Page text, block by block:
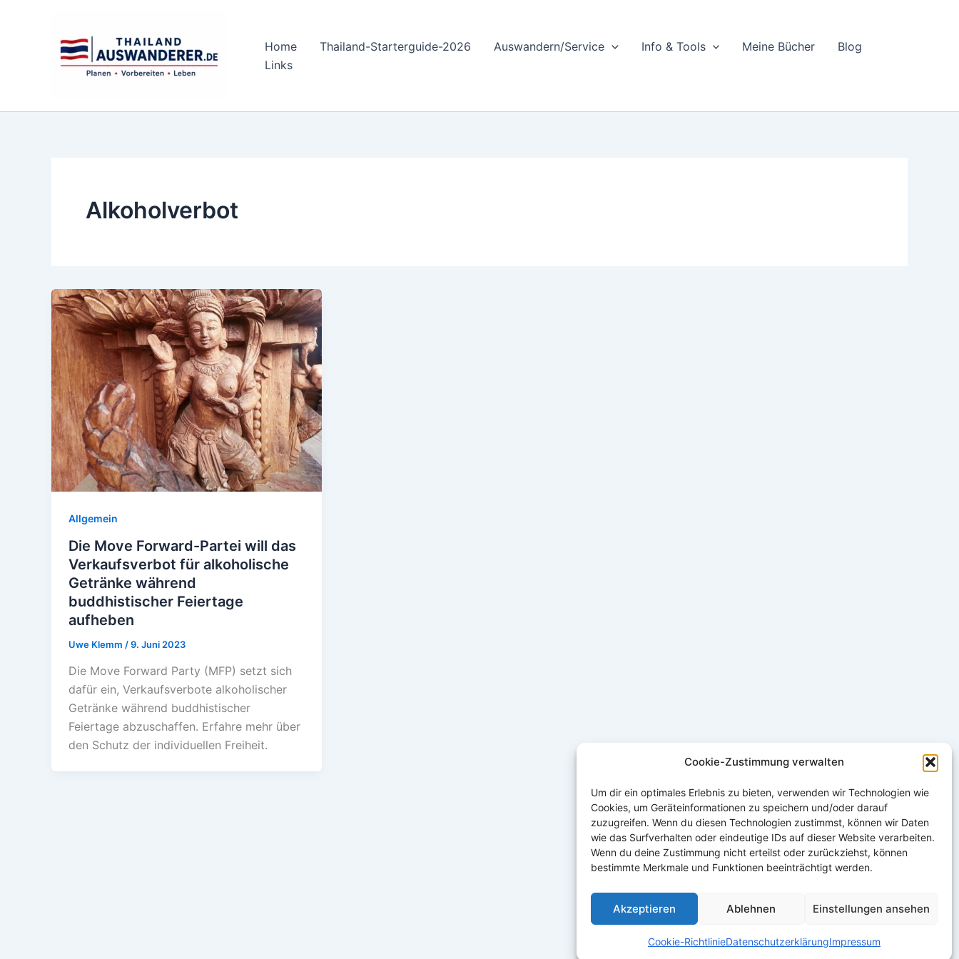
Cookie-Zustimmung verwalten
Um dir ein optimales Erlebnis zu bieten, verwenden wir Technologien wie
Cookies, um Geräteinformationen zu speichern und/oder darauf
zuzugreifen. Wenn du diesen Technologien zustimmst, können wir Daten
wie das Surfverhalten oder eindeutige IDs auf dieser Website verarbeiten.
Wenn du deine Zustimmung nicht erteilst oder zurückziehst, können
bestimmte Merkmale und Funktionen beeinträchtigt werden.
Akzeptieren Ablehnen Einstellungen ansehen
Cookie-RichtlinieDatenschutzerklärungImpressum
Home Thailand-Starterguide-2026 Auswandern/Service Info & Tools Meine Bücher
Blog
Links
Alkoholverbot
Allgemein
Die Move Forward-Partei will das
Verkaufsverbot für alkoholische
Getränke während
buddhistischer Feiertage
aufheben
Uwe Klemm /9. Juni 2023
Die Move Forward Party (MFP) setzt sich
dafür ein, Verkaufsverbote alkoholischer
Getränke während buddhistischer
Feiertage abzuschaffen. Erfahre mehr über
den Schutz der individuellen Freiheit.